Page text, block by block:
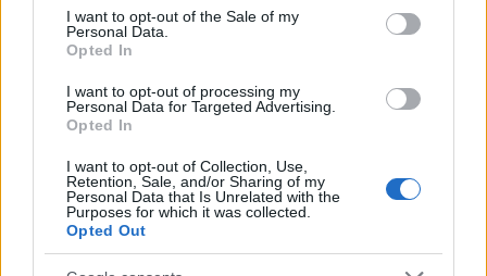
consent section.
I want to opt-out of the Sale of my
Personal Data.
Opted In
I want to opt-out of processing my
Personal Data for Targeted Advertising.
Opted In
I want to opt-out of Collection, Use,
Retention, Sale, and/or Sharing of my
Personal Data that Is Unrelated with the
Purposes for which it was collected.
Opted Out
Ο Μπραντ Πιτ και στο Λαύριο για τα γυρίσματα
της ταινίας «The Riders»
Δείτε τα στιγμιότυπα με τον παγκοσμίου φήμης ηθοποιό πάνω
σε πλοίο με την κινηματογραφική του κόρη - Ενθουσιασμός σε
κατοίκους, θαυμαστές.
15.03.2026 22:06
Ομάδα
Flash.gr